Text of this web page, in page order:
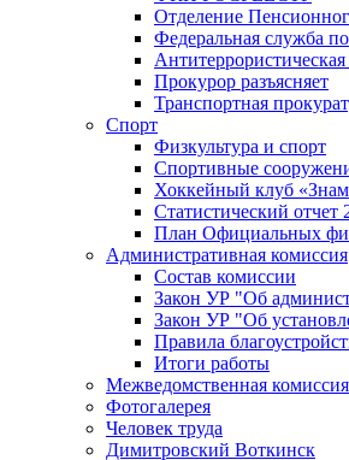
Отделение
Федеральная служба
Прокурор разъясняет
Транспортная
Спорт
Физкультура и спорт
Спортивные
Хоккейный клуб
Статистический отчет
План Официальных
Административная комиссия
Состав комиссии
Закон УР "Об
Закон УР "Об
Правила
Итоги работы
Межведомственная
Фотогалерея
Человек труда
Димитровский Воткинск